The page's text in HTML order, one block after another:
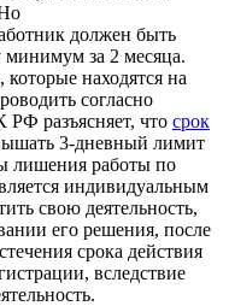
должен быть
минимум за 2 месяца.
находятся на
согласно
РФ разъясняет, что срок
3-дневный лимит
лишения работы по
индивидуальным
свою деятельность,
его решения, после
срока действия
вследствие